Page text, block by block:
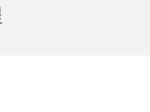
九度。 这个数字是我站